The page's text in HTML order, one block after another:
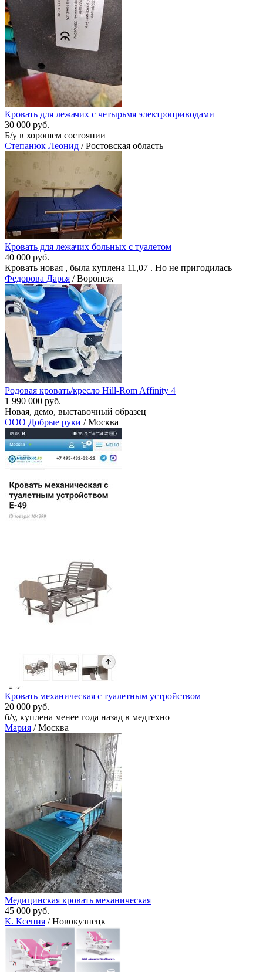
Кровать для лежачих с четырьмя электроприводами
30 000 руб.
Б/у в хорошем состоянии
Степанюк Леонид / Ростовская область
Кровать для лежачих больных с туалетом
40 000 руб.
Кровать новая , была куплена 11,07 . Но не пригодилась
Федорова Дарья / Воронеж
Родовая кровать/кресло Hill-Rom Affinity 4
1 990 000 руб.
Новая, демо, выставочный образец
ООО Добрые руки / Москва
Кровать механическая с туалетным устройством
20 000 руб.
б/у, куплена менее года назад в медтехно
Мария / Москва
Медицинская кровать механическая
45 000 руб.
К. Ксения / Новокузнецк